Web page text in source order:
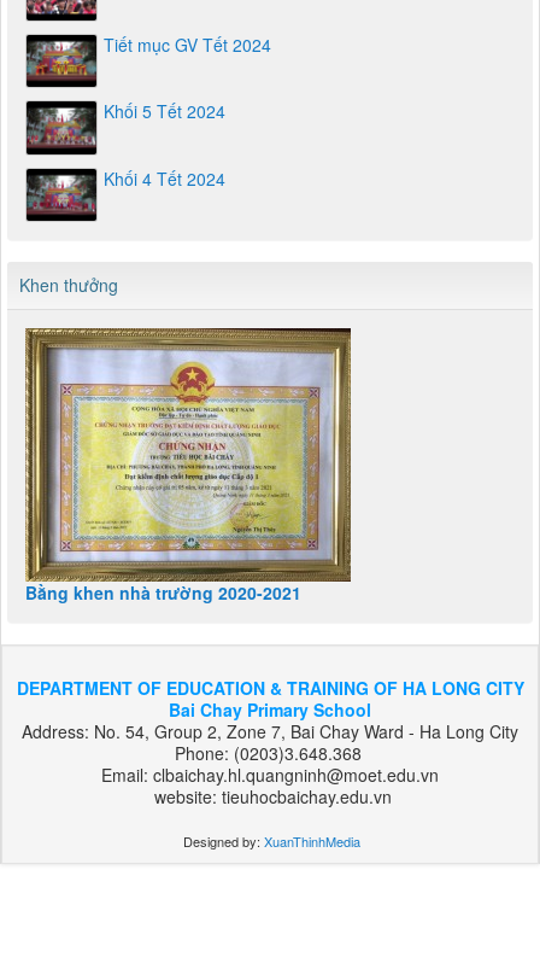
Tiết mục GV Tết 2024
Khối 5 Tết 2024
Khối 4 Tết 2024
Khen thưởng
Bằng khen nhà trường 2020-2021
DEPARTMENT OF EDUCATION & TRAINING OF HA LONG CITY
Bai Chay Primary School
Address: No. 54, Group 2, Zone 7, Bai Chay Ward - Ha Long City
Phone: (0203)3.648.368
Email: clbaichay.hl.quangninh@moet.edu.vn
website: tieuhocbaichay.edu.vn
Designed by: XuanThinhMedia
بت